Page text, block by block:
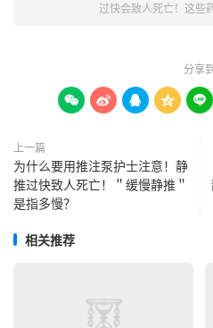
过快会致人死亡！这些
分享到
    
上一篇
为什么要用推注泵护士注意！静
推过快致人死亡！＂缓慢静推＂
是指多慢？
相关推荐